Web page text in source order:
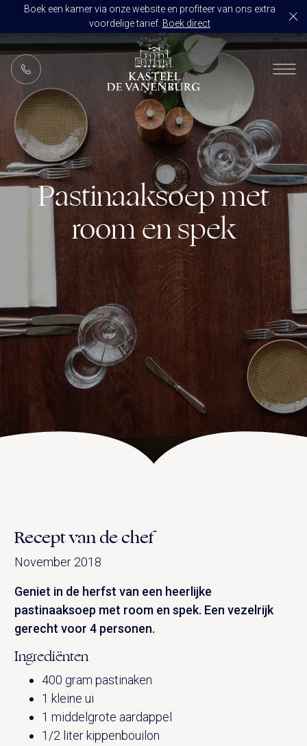
Boek een kamer via onze website en profiteer van ons extra
voordelige tarief. Boek direct
NL
RESTAURANT DE VANENBURG
BRASSERIE DE HOEVE
CULINAIR GENIETEN ARRANGEMENT
KAMERS
ARRANGEMENTEN
ALLES OP ÉÉN LOCATIE
TROUWZALEN
VOORBEELDOFFERTE
BRUIDSSUITE
TROUWLOCATIE ROUTE
ARRANGEMENTEN
ACTIVITEITEN
CONGRES OF CONFERENTIE
EVENEMENT
VERGADERING
VERGADEREN MET OVERNACHTING
ZALEN
JUBILEUM
UITVAART EN CONDOLEANCE
OVER KASTEEL DE VANENBURG
ONS TEAM
AGENDA
PLATTEGROND
IN DE OMGEVING
HUISREGELS EN VEELGESTELDE VRAGEN
Vanenburgerallee 13
3882 RH Putten
info@vanenburg.nl
0341 375 454
Pastinaaksoep met
room en spek
Recept van de chef
November 2018
Geniet in de herfst van een heerlijke
pastinaaksoep met room en spek. Een vezelrijk
gerecht voor 4 personen.
Ingrediënten
400 gram pastinaken
1 kleine ui
1 middelgrote aardappel
1/2 liter kippenbouilon